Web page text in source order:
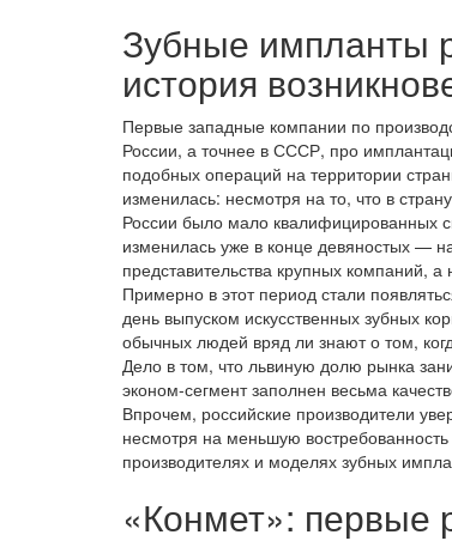
Зубные импланты
история
Первые западные компании по
России, а точнее в СССР, про
подобных операций на территории
изменилась: несмотря на то, что в
России было мало квалифицированных
изменилась уже в конце девяностых —
представительства крупных компаний,
Примерно в этот период стали
день выпуском искусственных зубных
обычных людей вряд ли знают о том,
Дело в том, что львиную долю рынка
эконом-сегмент заполнен весьма
Впрочем, российские производители
несмотря на меньшую
производителях и моделях зубных
«Конмет»: первые